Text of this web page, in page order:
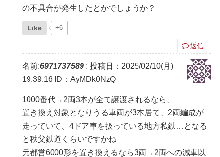
の不具合が発生したとかでしょうか？
Like +6
返信
名前:6971737589 : 投稿日：2025/02/10(月)
19:39:16 ID：AyMDk0NzQ
1000番代→2両3本が全て譲渡されるなら、
置き換え対象となりうる車両が3本居て、2両編成が
走っていて、4ドア車を扱っている地方私鉄…となる
と秩父鉄道くらいですかね
元都営6000形を置き換えるなら3両→2両への減車以